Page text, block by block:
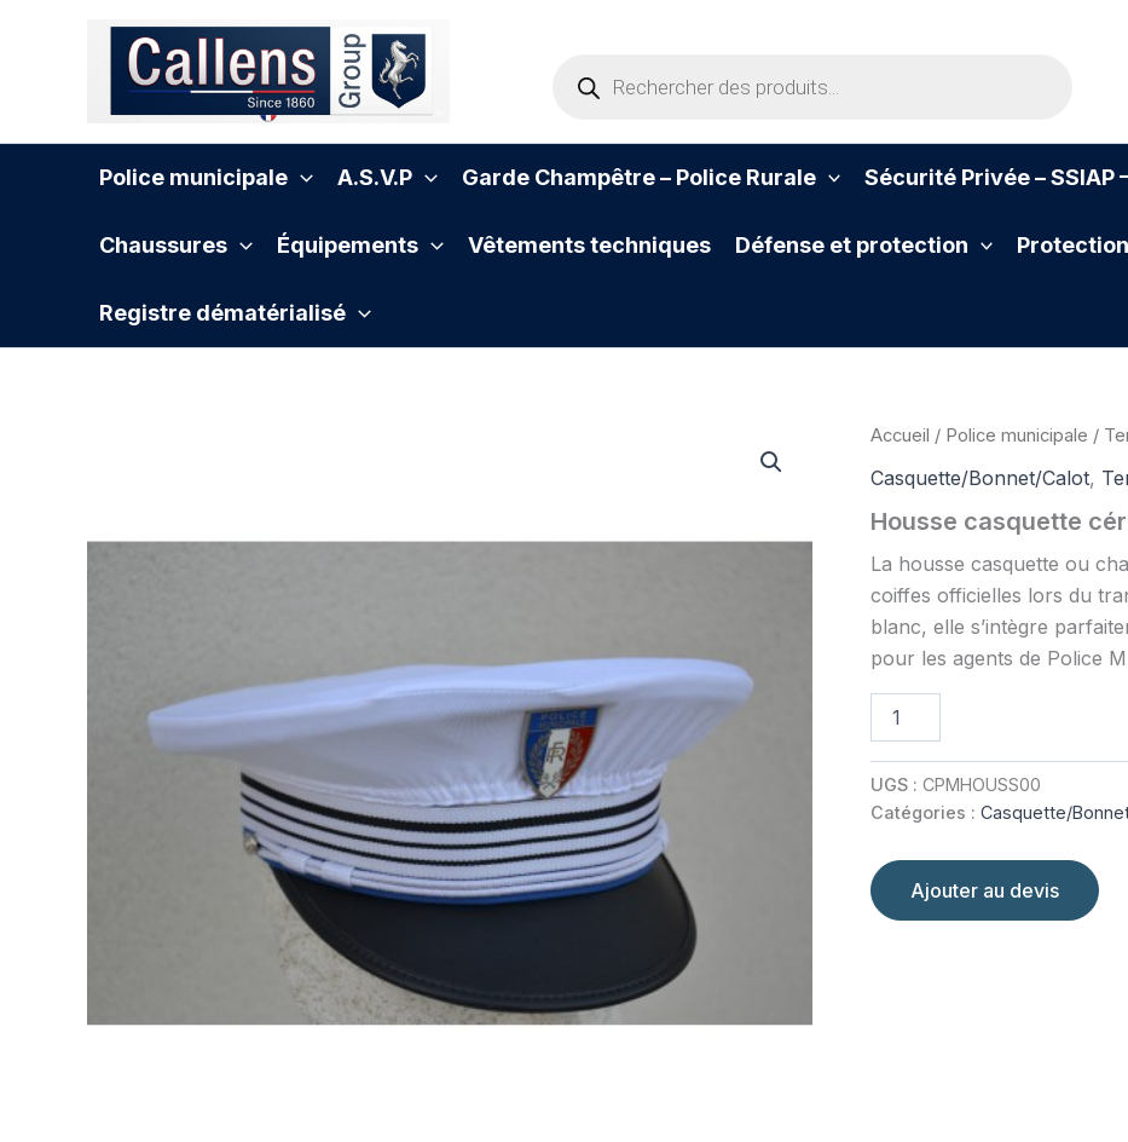
Police municipale A.S.V.P Garde Champêtre – Police Rurale Sécurité Privée – SSIAP
Chaussures Équipements Vêtements techniques Défense et protection
Registre dématérialisé
Accueil / Police municipale /
Casquette/Bonnet/Calot,
Housse casquette
La housse casquette ou
coiffes officielles lors du
blanc, elle s’intègre
pour les agents de Police
casquette
UGS : CPMHOUSS00
Catégories : Casquette/
Ajouter au devis